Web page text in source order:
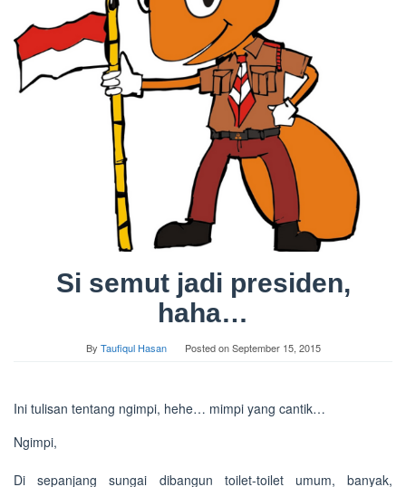
Si semut jadi presiden,
haha…
By Taufiqul Hasan Posted onSeptember 15, 2015
Ini tulisan tentang ngimpi, hehe… mimpi yang cantik…
Ngimpi,
Di sepanjang sungai dibangun toilet-toilet umum, banyak,